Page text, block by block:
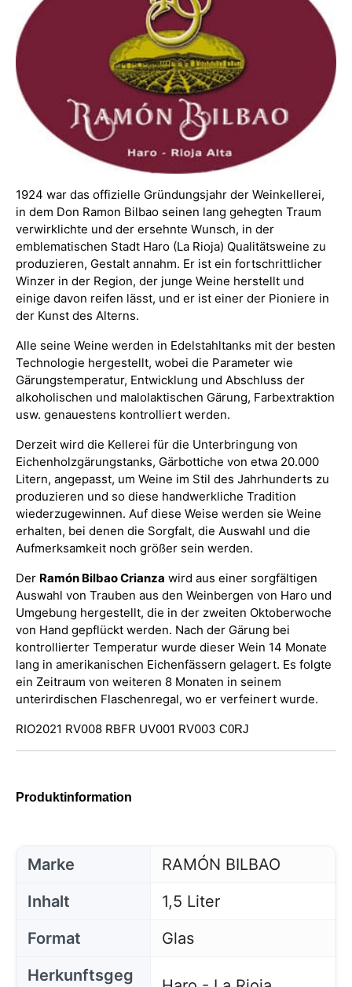
1924 war das offizielle Gründungsjahr der Weinkellerei,
in dem Don Ramon Bilbao seinen lang gehegten Traum
verwirklichte und der ersehnte Wunsch, in der
emblematischen Stadt Haro (La Rioja) Qualitätsweine zu
produzieren, Gestalt annahm. Er ist ein fortschrittlicher
Winzer in der Region, der junge Weine herstellt und
einige davon reifen lässt, und er ist einer der Pioniere in
der Kunst des Alterns.
Alle seine Weine werden in Edelstahltanks mit der besten
Technologie hergestellt, wobei die Parameter wie
Gärungstemperatur, Entwicklung und Abschluss der
alkoholischen und malolaktischen Gärung, Farbextraktion
usw. genauestens kontrolliert werden.
Derzeit wird die Kellerei für die Unterbringung von
Eichenholzgärungstanks, Gärbottiche von etwa 20.000
Litern, angepasst, um Weine im Stil des Jahrhunderts zu
produzieren und so diese handwerkliche Tradition
wiederzugewinnen. Auf diese Weise werden sie Weine
erhalten, bei denen die Sorgfalt, die Auswahl und die
Aufmerksamkeit noch größer sein werden.
Der Ramón Bilbao Crianza wird aus einer sorgfältigen
Auswahl von Trauben aus den Weinbergen von Haro und
Umgebung hergestellt, die in der zweiten Oktoberwoche
von Hand gepflückt werden. Nach der Gärung bei
kontrollierter Temperatur wurde dieser Wein 14 Monate
lang in amerikanischen Eichenfässern gelagert. Es folgte
ein Zeitraum von weiteren 8 Monaten in seinem
unterirdischen Flaschenregal, wo er verfeinert wurde.
RIO2021 RV008 RBFR UV001 RV003 C0RJ
Produktinformation
Marke
RAMÓN BILBAO
Inhalt
1,5 Liter
Format
Glas
Herkunftsgeg